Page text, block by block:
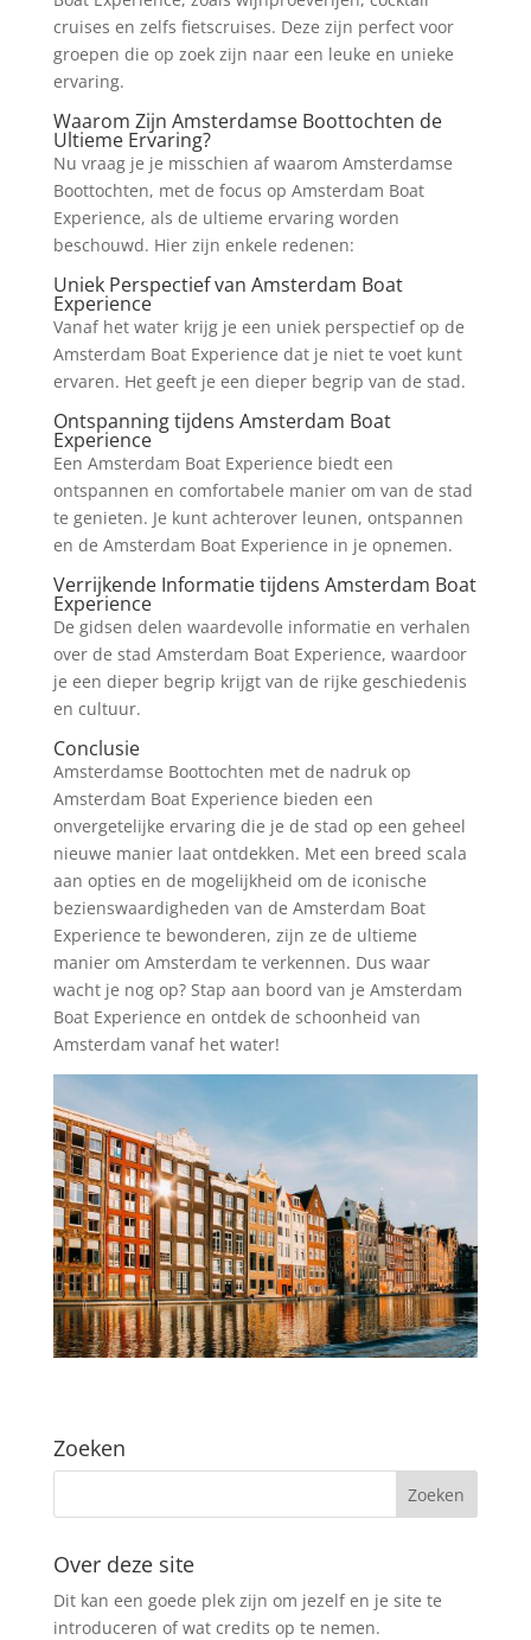
cruises en zelfs fietscruises. Deze zijn perfect voor
groepen die op zoek zijn naar een leuke en unieke
ervaring.
Waarom Zijn Amsterdamse Boottochten de
Ultieme Ervaring?
Nu vraag je je misschien af waarom Amsterdamse
Boottochten, met de focus op Amsterdam Boat
Experience, als de ultieme ervaring worden
beschouwd. Hier zijn enkele redenen:
Uniek Perspectief van Amsterdam Boat
Experience
Vanaf het water krijg je een uniek perspectief op de
Amsterdam Boat Experience dat je niet te voet kunt
ervaren. Het geeft je een dieper begrip van de stad.
Ontspanning tijdens Amsterdam Boat
Experience
Een Amsterdam Boat Experience biedt een
ontspannen en comfortabele manier om van de stad
te genieten. Je kunt achterover leunen, ontspannen
en de Amsterdam Boat Experience in je opnemen.
Verrijkende Informatie tijdens Amsterdam Boat
Experience
De gidsen delen waardevolle informatie en verhalen
over de stad Amsterdam Boat Experience, waardoor
je een dieper begrip krijgt van de rijke geschiedenis
en cultuur.
Conclusie
Amsterdamse Boottochten met de nadruk op
Amsterdam Boat Experience bieden een
onvergetelijke ervaring die je de stad op een geheel
nieuwe manier laat ontdekken. Met een breed scala
aan opties en de mogelijkheid om de iconische
bezienswaardigheden van de Amsterdam Boat
Experience te bewonderen, zijn ze de ultieme
manier om Amsterdam te verkennen. Dus waar
wacht je nog op? Stap aan boord van je Amsterdam
Boat Experience en ontdek de schoonheid van
Amsterdam vanaf het water!
Zoeken
Over deze site
Dit kan een goede plek zijn om jezelf en je site te
introduceren of wat credits op te nemen.